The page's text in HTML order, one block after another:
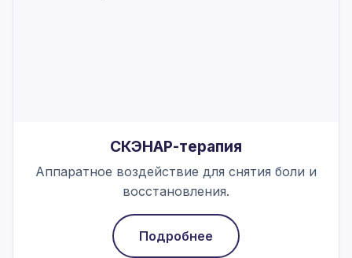
СКЭНАР-терапия
Аппаратное воздействие для снятия боли и
восстановления.
Подробнее